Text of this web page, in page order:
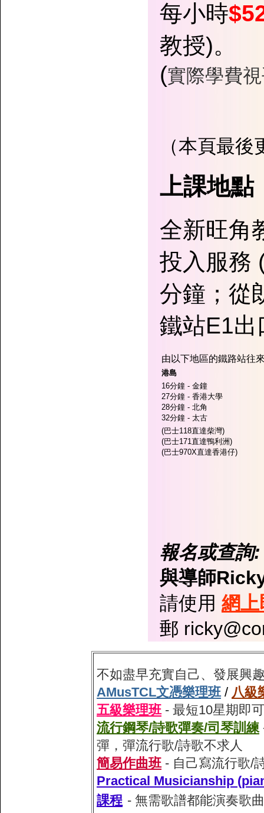
每小時
教授)。
(實際學費
（本頁最
上課地點
全新旺角
投入服務
分鐘；從
鐵站E1出
由以下地區的鐵路站往
港島
16分鐘 - 金鐘
27分鐘 - 香港大學
28分鐘 - 北角
32分鐘 - 太古
(巴士118直達柴灣)
(巴士171直達鴨利洲)
(巴士970X直達香港仔)
報名或查詢:
與導師
請使用 網上
郵
不如盡早充實自己、發展興
AMusTCL文憑樂理班/ 八級
五級樂理班- 最短10星期即
流行鋼琴/詩歌彈奏/司琴訓練
彈，彈流行歌/詩歌不求人
簡易作曲班- 自己寫流行歌/
Practical Musicianship
課程 - 無需歌譜都能演奏歌曲